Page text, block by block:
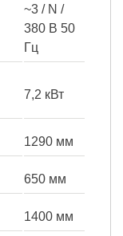
~3 / N /
380 B 50
Гц
7,2 кВт
1290 мм
650 мм
1400 мм